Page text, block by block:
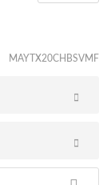
MAYTX20CHBSVMF